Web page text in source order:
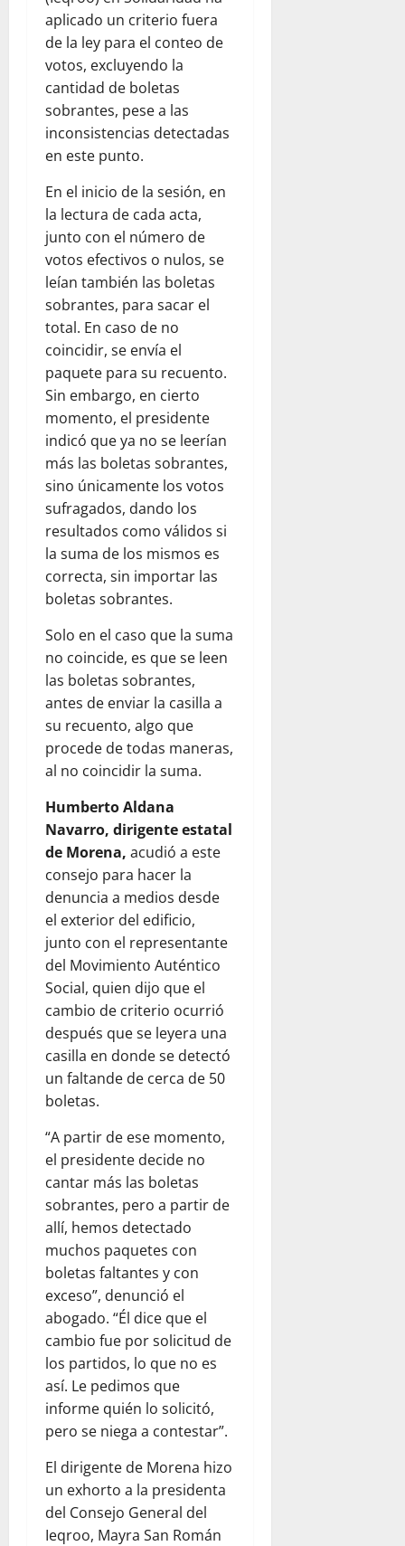
aplicado un criterio fuera
de la ley para el conteo de
votos, excluyendo la
cantidad de boletas
sobrantes, pese a las
inconsistencias detectadas
en este punto.
En el inicio de la sesión, en
la lectura de cada acta,
junto con el número de
votos efectivos o nulos, se
leían también las boletas
sobrantes, para sacar el
total. En caso de no
coincidir, se envía el
paquete para su recuento.
Sin embargo, en cierto
momento, el presidente
indicó que ya no se leerían
más las boletas sobrantes,
sino únicamente los votos
sufragados, dando los
resultados como válidos si
la suma de los mismos es
correcta, sin importar las
boletas sobrantes.
Solo en el caso que la suma
no coincide, es que se leen
las boletas sobrantes,
antes de enviar la casilla a
su recuento, algo que
procede de todas maneras,
al no coincidir la suma.
Humberto Aldana
Navarro, dirigente estatal
de Morena, acudió a este
consejo para hacer la
denuncia a medios desde
el exterior del edificio,
junto con el representante
del Movimiento Auténtico
Social, quien dijo que el
cambio de criterio ocurrió
después que se leyera una
casilla en donde se detectó
un faltande de cerca de 50
boletas.
“A partir de ese momento,
el presidente decide no
cantar más las boletas
sobrantes, pero a partir de
allí, hemos detectado
muchos paquetes con
boletas faltantes y con
exceso”, denunció el
abogado. “Él dice que el
cambio fue por solicitud de
los partidos, lo que no es
así. Le pedimos que
informe quién lo solicitó,
pero se niega a contestar”.
El dirigente de Morena hizo
un exhorto a la presidenta
del Consejo General del
Ieqroo, Mayra San Román